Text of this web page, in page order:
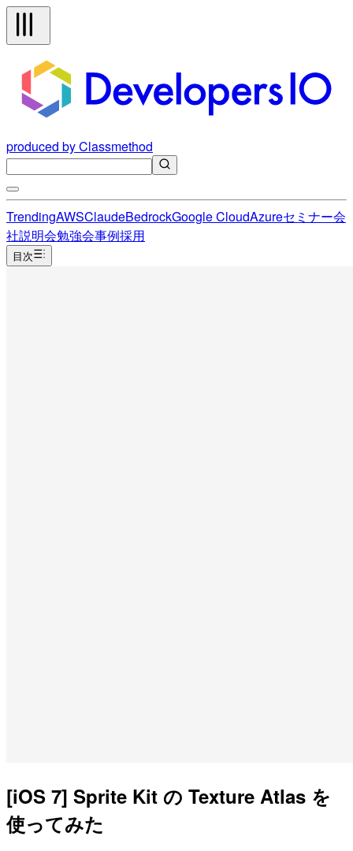
produced by Classmethod
TrendingAWSClaudeBedrockGoogle CloudAzureセミナー会
社説明会勉強会事例採用
目次
[iOS 7] Sprite Kit の Texture Atlas を
使ってみた